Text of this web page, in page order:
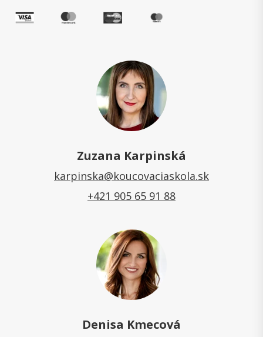
Zuzana Karpinská
karpinska@koucovaciaskola.sk
+421 905 65 91 88
Denisa Kmecová